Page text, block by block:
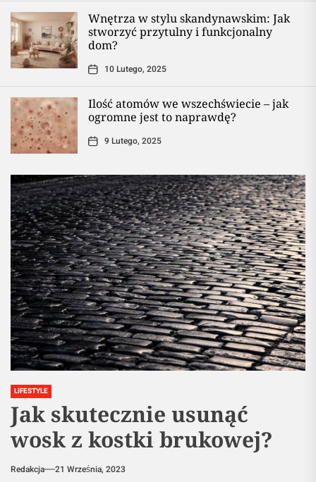
Wnętrza w stylu skandynawskim: Jak
stworzyć przytulny i funkcjonalny
dom?
10 Lutego, 2025
Ilość atomów we wszechświecie – jak
ogromne jest to naprawdę?
9 Lutego, 2025
LIFESTYLE
Jak skutecznie usunąć
wosk z kostki brukowej?
Redakcja 21 Września, 2023